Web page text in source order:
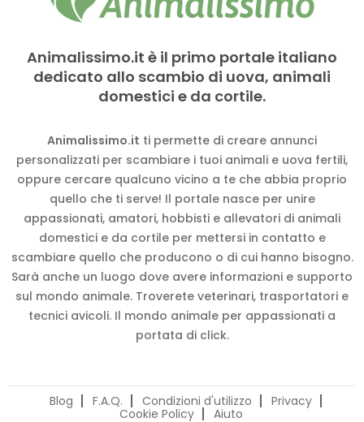
Animalissimo.it è il primo portale italiano
dedicato allo scambio di uova, animali
domestici e da cortile.
Animalissimo.it ti permette di creare annunci
personalizzati per scambiare i tuoi animali e uova fertili,
oppure cercare qualcuno vicino a te che abbia proprio
quello che ti serve! Il portale nasce per unire
appassionati, amatori, hobbisti e allevatori di animali
domestici e da cortile per mettersi in contatto e
scambiare quello che producono o di cui hanno bisogno.
Sarà anche un luogo dove avere informazioni e supporto
sul mondo animale. Troverete veterinari, trasportatori e
tecnici avicoli. Il mondo animale per appassionati a
portata di click.
Blog F.A.Q. Condizioni d'utilizzo
Privacy
Cookie Policy
Aiuto